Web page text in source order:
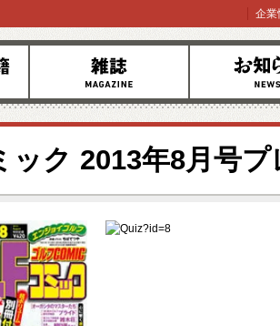
雑誌 お知らせ
企業
ック 2013年8月号プ